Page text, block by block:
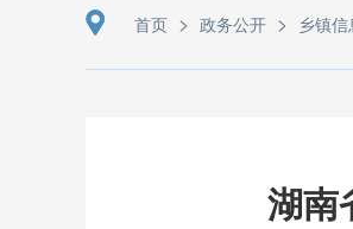
首页 > 政务公开 > 乡镇
湖南